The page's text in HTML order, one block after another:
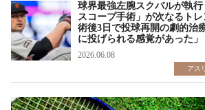
球界最強左腕スクバルが執行
スコープ手術」が次なるト
術後3日で投球再開の劇的治
に投げられる感覚があった」
2026.06.08
アス